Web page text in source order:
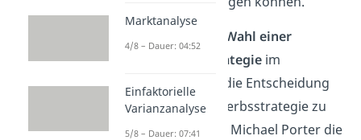
Wahl einer
Wettbewerbsstrategieim
Mittelpunkt. Um die Entscheidung
für eine Wettbewerbsstrategie zu
vereinfachen, hat Michael Porter die
Marktanalyse
4/8 – Dauer: 04:52
Einfaktorielle
Varianzanalyse
5/8 – Dauer: 07:41